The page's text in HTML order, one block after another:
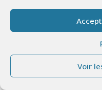
Voir
Les Poissons et
Les Poissons et
Fables de La Fontaine